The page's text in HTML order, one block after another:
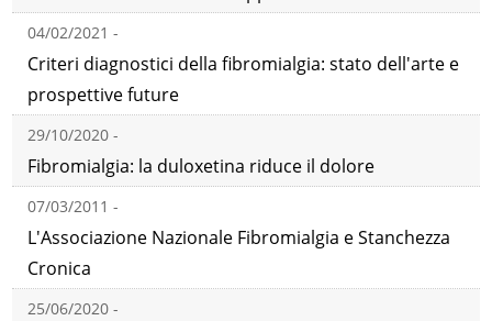
04/02/2021 -
Criteri diagnostici della fibromialgia: stato dell'arte e
prospettive future
29/10/2020 -
Fibromialgia: la duloxetina riduce il dolore
07/03/2011 -
L'Associazione Nazionale Fibromialgia e Stanchezza
Cronica
25/06/2020 -